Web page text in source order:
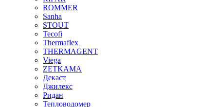
ROMMER
Sanha
STOUT
Tecofi
Thermaflex
THERMAGENT
Viega
ZETKAMA
Декаст
Джилекс
Ридан
Тепловодомер